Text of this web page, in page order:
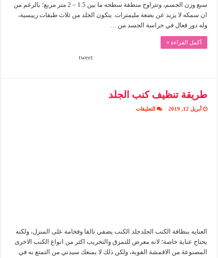
سبع وزن الجسم، وتتراوح منطقة سطحه ما بين 1.5 – 2 متر مربع؛ بالرغم من
ان سمكه لا يزيد عن بضعة مليمترات. يتكون الجلد من ثلاث طبقات رييسية،
وله دور فعال في حراسة الجسد من …
أكمل القراءة »
tweet
طريقة تنظيف كنب الجلد
أبريل 12, 2019 التعليقاتعلى
العنايه بنظافة الكنب الجلدجلد الكنب يضفي تالقا وفخامة على المنزل، ولكنه
يحتاج عناية خاصة؛ لانه معرض للتمزق والتخريب اكثر من انواع الكنب الاخرى
المصنوعة من الاقمشة القوية، ولكن ذلك لا يمنعك سيدتي من التمتع به في